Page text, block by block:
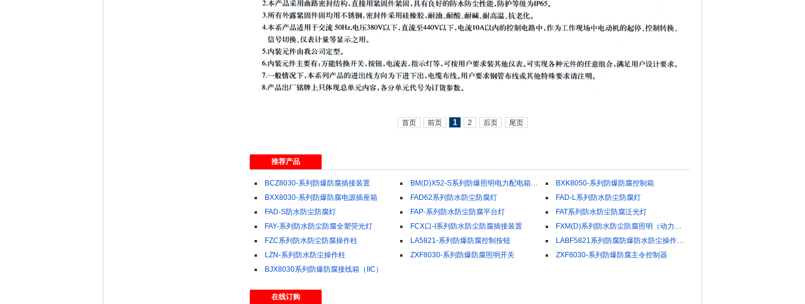
首页 前页 1 2 后页 尾页
推荐产品
BCZ8030-系列防爆防腐插接装置 BM(D)X52-S系列防爆照明电力配电箱（全塑外壳）
BXK8050-系列防爆防腐控制箱
BXX8030-系列防爆防腐电源插座箱
FAD62系列防水防尘防腐灯
FAD-L系列防水防尘防腐灯
FAD-S防水防尘防腐灯
FAP-系列防水防尘防腐平台灯
FAT系列防水防尘防腐泛光灯
FAY-系列防水防尘防腐全塑荧光灯
FCX口-I系列防水防尘防腐插接装置
FXM(D)系列防水防尘防腐照明（动力）配电箱
FZC系列防水防尘防腐操作柱
LA5821-系列防爆防腐控制按钮
LABF5821系列防腐防爆防水防尘操作箱及操作柱
LZN-系列防水防尘操作柱
ZXF8030-系列防爆防腐照明开关
ZXF8030-系列防爆防腐主令控制器
BJX8030系列防爆防腐接线箱（IIC）
在线订购